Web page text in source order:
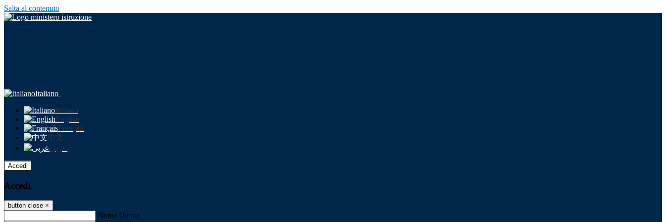
Salta al contenuto
Italiano
Italiano
English
Français
中文
عربى
Accedi
Accedi
button close ×
Nome Utente